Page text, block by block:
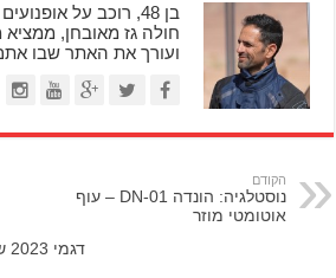
חולה גז מאובחן, ממציא
ועורך את האתר שבו
הקודם
נוסטלגיה: הונדה DN-01 – עוף
אוטומטי מוזר